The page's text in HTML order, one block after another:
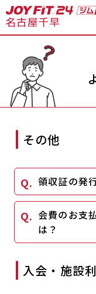
店舗トップ
休会お手続き
アクセス
よくあるご質問
入会するトップ
Appで入会手続き料金・
入会を悩まれている方
キャンペーン
JOYFIT総合トップ
その他
領収証の発
会費のお支
は？
入会・施設